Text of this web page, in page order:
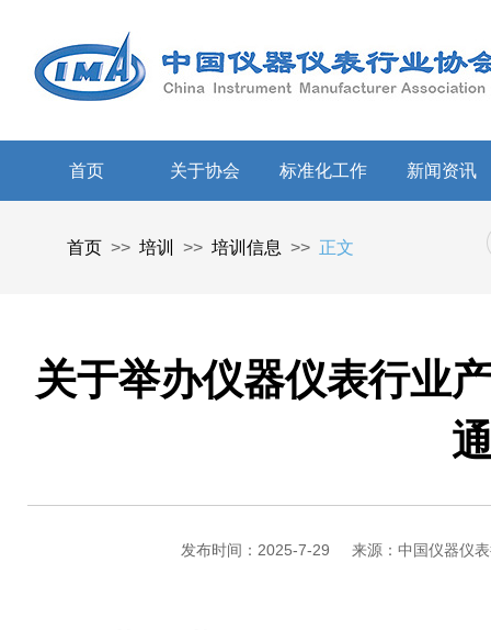
首页 关于协会 标准化工作 新闻资讯
首页 >> 培训 >> 培训信息 >> 正文
关于举办仪器仪表行业
发布时间：2025-7-29 来源：中国仪器仪